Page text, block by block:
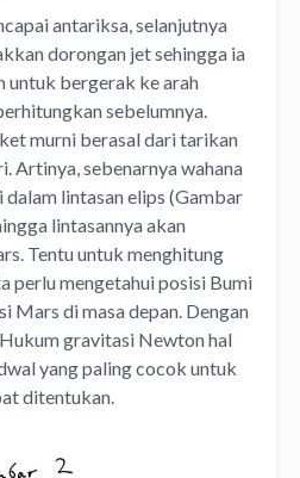
antariksa, selanjutnya
dorongan jet sehingga ia
untuk bergerak ke arah
sebelumnya.
murni berasal dari tarikan
Artinya, sebenarnya wahana
lintasan elips (Gambar
lintasannya akan
Tentu untuk menghitung
perlu mengetahui posisi Bumi
Mars di masa depan. Dengan
gravitasi Newton hal
yang paling cocok untuk
ditentukan.